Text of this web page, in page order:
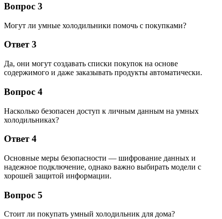
Вопрос 3
Могут ли умные холодильники помочь с покупками?
Ответ 3
Да, они могут создавать списки покупок на основе
содержимого и даже заказывать продукты автоматически.
Вопрос 4
Насколько безопасен доступ к личным данным на умных
холодильниках?
Ответ 4
Основные меры безопасности — шифрование данных и
надежное подключение, однако важно выбирать модели с
хорошей защитой информации.
Вопрос 5
Стоит ли покупать умный холодильник для дома?